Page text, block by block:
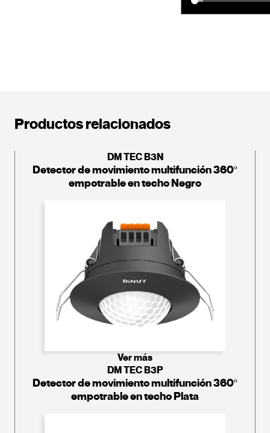
Productos relacionados
DM TEC B3N
Detector de movimiento multifunción 360º
empotrable en techo Negro
Ver más
DM TEC B3P
Detector de movimiento multifunción 360º
empotrable en techo Plata